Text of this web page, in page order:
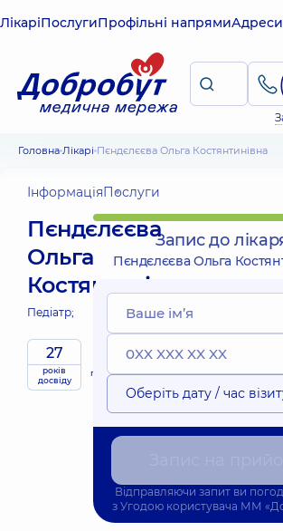
ЛікаріПослугиПрофільні напрямиАдреси
Головна Лікарі Пєндєлєєва Ольга Костянтинівна
ІнформаціяПослуги
Пєндєлєєва
Ольга
Костянтинівна
Педіатр;
27
років
досвіду
приймає
послуги
Запис до
Пєндєлєєва Ольга
Оберіть дату / час
Відправляючи запит ви
з Угодою користувача ММ